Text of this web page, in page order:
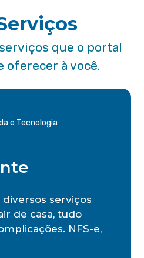
que o portal
oferecer à você.
e Tecnologia
diversos serviços
de casa, tudo
NFS-e,